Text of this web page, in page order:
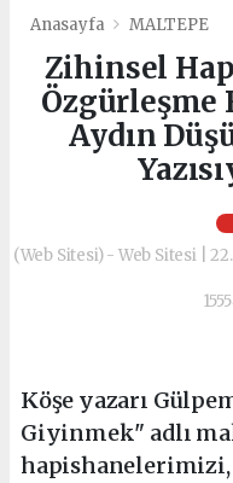
Anasayfa MALTEPE
Zihinsel
Özgürleşme
Aydın
(Web Sitesi) - Web Sitesi |
Köşe yazarı
Giyinmek" adlı
hapishanelerimizi,